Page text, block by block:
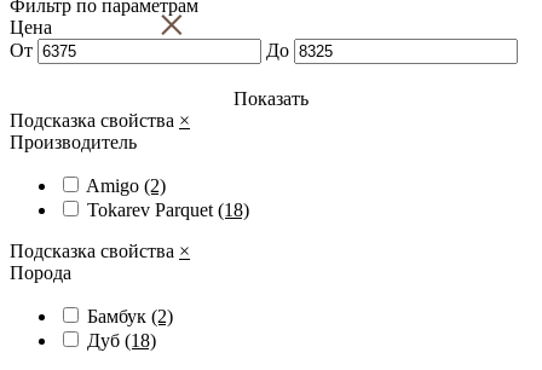
Фильтр по параметрам
×
Цена
От
До
Показать
Подсказка свойства ×
Производитель
Amigo (2)
Tokarev Parquet (18)
Подсказка свойства ×
Порода
Бамбук (2)
Дуб (18)